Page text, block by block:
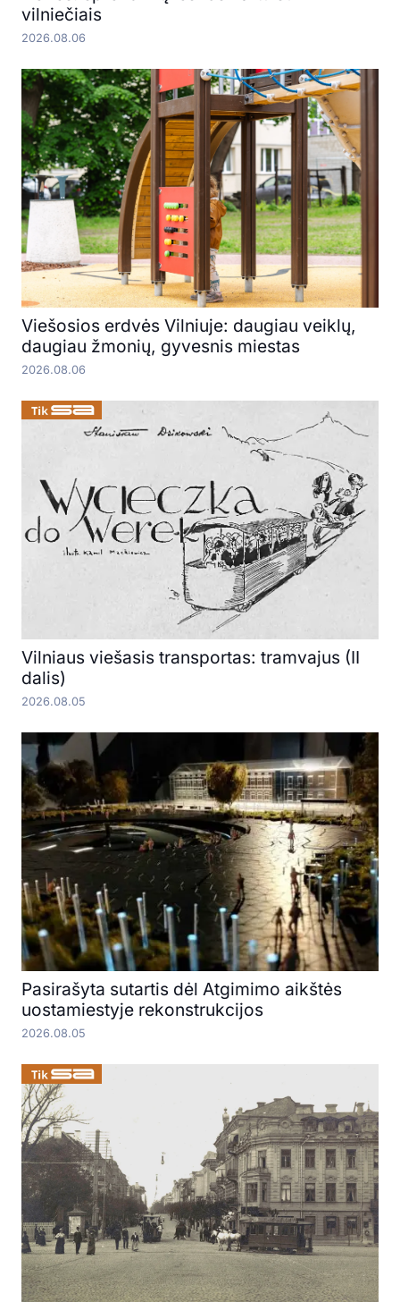
vilniečiais
2026.08.06
Viešosios erdvės Vilniuje: daugiau veiklų,
daugiau žmonių, gyvesnis miestas
2026.08.06
Vilniaus viešasis transportas: tramvajus (II
dalis)
2026.08.05
Pasirašyta sutartis dėl Atgimimo aikštės
uostamiestyje rekonstrukcijos
2026.08.05